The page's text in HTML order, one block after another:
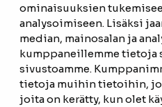
ominaisuuksien
analysoimiseen. Lisäksi
median, mainosalan ja
kumppaneillemme tietoja
sivustoamme.
tietoja muihin tietoihin,
joita on kerätty, kun olet
ETUSIVU
TUOTTEET
REFERENSSIT
OTA YHTEYTTÄ